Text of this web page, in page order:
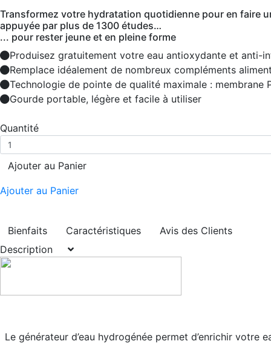
Transformez votre hydratation quotidienne pour en faire
appuyée par plus de 1300 études…
... pour rester jeune et en pleine forme
Produisez gratuitement votre eau antioxydante et anti-
Remplace idéalement de nombreux compléments
Technologie de pointe de qualité maximale : membrane
Gourde portable, légère et facile à utiliser
Quantité
Ajouter au Panier
Ajouter au Panier
Bienfaits Caractéristiques
Avis des Clients
Description
Le générateur d’eau hydrogénée permet d’enrichir